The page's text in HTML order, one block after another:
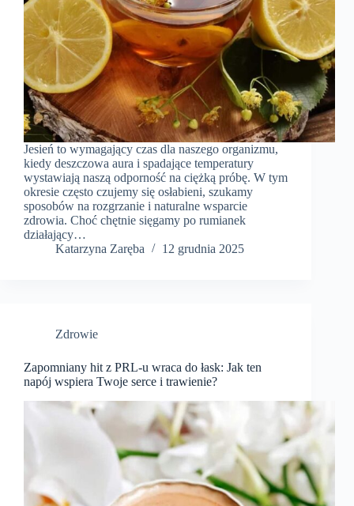
Jesień to wymagający czas dla naszego organizmu,
kiedy deszczowa aura i spadające temperatury
wystawiają naszą odporność na ciężką próbę. W tym
okresie często czujemy się osłabieni, szukamy
sposobów na rozgrzanie i naturalne wsparcie
zdrowia. Choć chętnie sięgamy po rumianek
działający…
Katarzyna Zaręba
12 grudnia 2025
Zdrowie
Zapomniany hit z PRL-u wraca do łask: Jak ten
napój wspiera Twoje serce i trawienie?